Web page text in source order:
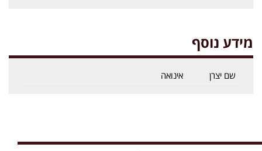
מידע נוסף
שם יצרן אינואה